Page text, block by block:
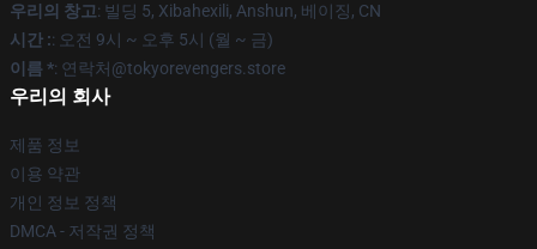
우리의 창고: 빌딩 5, Xibahexili, Anshun, 베이징, CN
시간 :: 오전 9시 ~ 오후 5시 (월 ~ 금)
이름 *: 연락처@tokyorevengers.store
우리의 회사
제품 정보
이용 약관
개인 정보 정책
DMCA - 저작권 정책